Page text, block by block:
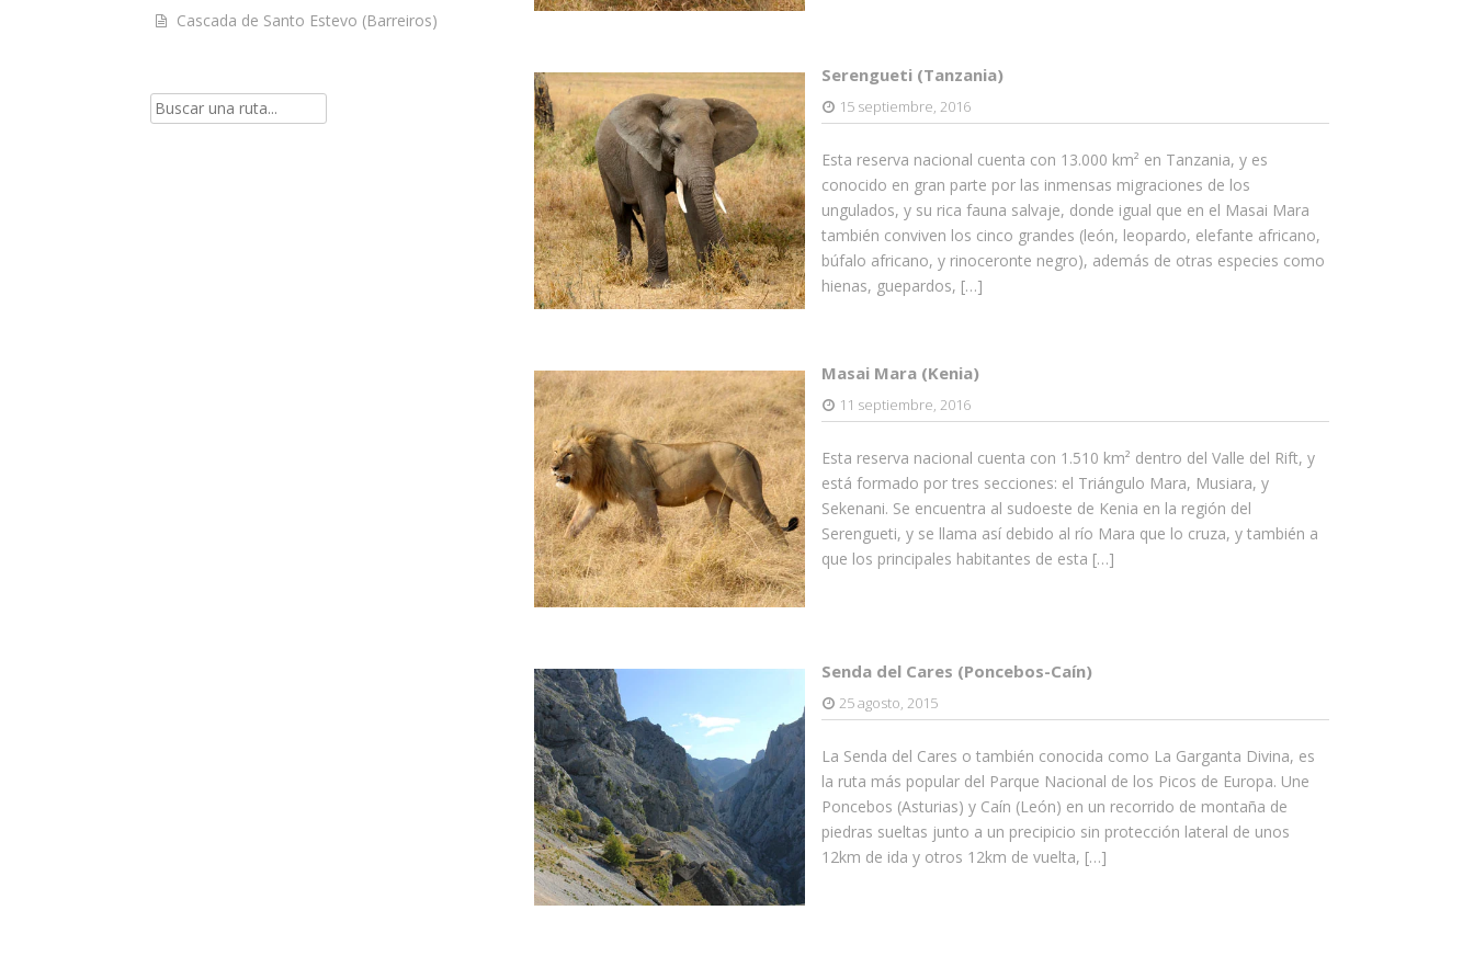
Serengueti (Tanzania)
15 septiembre, 2016
Esta reserva nacional cuenta con 13.000 km² en Tanzania, y es
conocido en gran parte por las inmensas migraciones de los
ungulados, y su rica fauna salvaje, donde igual que en el Masai Mara
también conviven los cinco grandes (león, leopardo, elefante africano,
búfalo africano, y rinoceronte negro), además de otras especies como
hienas, guepardos, […]
Masai Mara (Kenia)
11 septiembre, 2016
Esta reserva nacional cuenta con 1.510 km² dentro del Valle del Rift, y
está formado por tres secciones: el Triángulo Mara, Musiara, y
Sekenani. Se encuentra al sudoeste de Kenia en la región del
Serengueti, y se llama así debido al río Mara que lo cruza, y también a
que los principales habitantes de esta […]
Senda del Cares (Poncebos-Caín)
25 agosto, 2015
La Senda del Cares o también conocida como La Garganta Divina, es
la ruta más popular del Parque Nacional de los Picos de Europa. Une
Poncebos (Asturias) y Caín (León) en un recorrido de montaña de
piedras sueltas junto a un precipicio sin protección lateral de unos
12km de ida y otros 12km de vuelta, […]
Cascada de Santo Estevo (Barreiros)